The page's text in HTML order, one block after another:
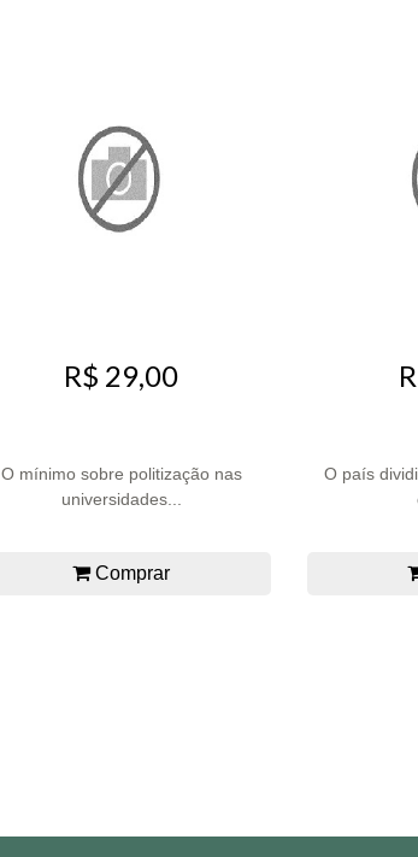
R$ 29,00
O mínimo sobre politização nas
universidades...
Comprar
O país